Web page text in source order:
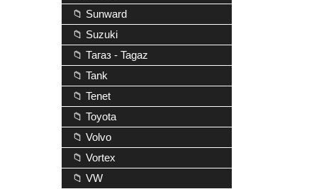
📁 Sunward
📁 Suzuki
📁 Тагаз - Tagaz
📁 Tank
📁 Tenet
📁 Toyota
📁 Volvo
📁 Vortex
📁 VW